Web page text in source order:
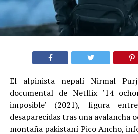
El alpinista nepalí Nirmal
documental de Netflix ’14
imposible’ (2021), figura
desaparecidas tras una avalancha
montaña pakistaní Pico Ancho,